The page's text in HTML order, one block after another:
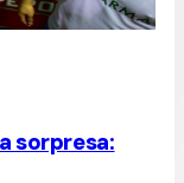
sorpresa: